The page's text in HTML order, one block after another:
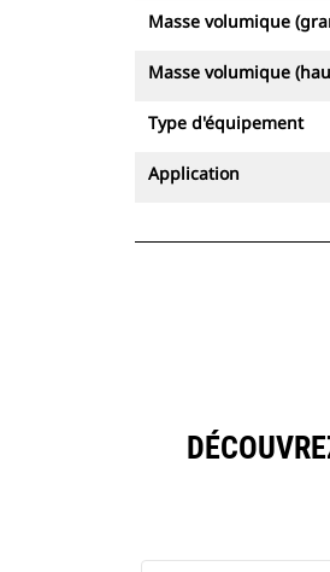
Masse volumique
Masse volumique
Type d'équipement
Application